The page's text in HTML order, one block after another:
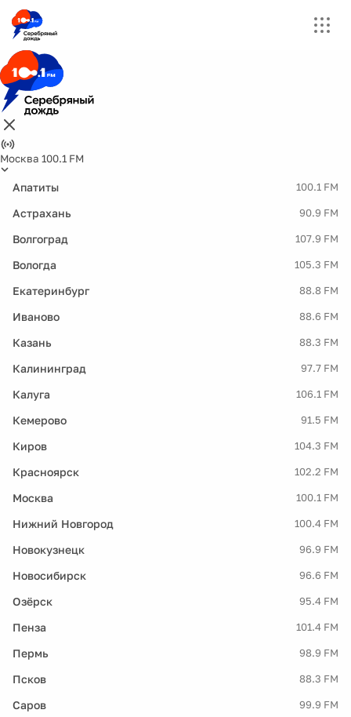
Москва 100.1 FM
Апатиты 100.1 FM
Астрахань 90.9 FM
Волгоград 107.9 FM
Вологда 105.3 FM
Екатеринбург 88.8 FM
Иваново 88.6 FM
Казань 88.3 FM
Калининград 97.7 FM
Калуга 106.1 FM
Кемерово 91.5 FM
Киров 104.3 FM
Красноярск 102.2 FM
Москва 100.1 FM
Нижний Новгород 100.4 FM
Новокузнецк 96.9 FM
Новосибирск 96.6 FM
Озёрск 95.4 FM
Пенза 101.4 FM
Пермь 98.9 FM
Псков 88.3 FM
Саров 99.9 FM